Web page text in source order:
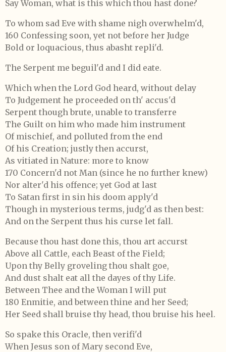
Say Woman, what is this which thou hast done?
To whom sad Eve with shame nigh overwhelm'd,
160 Confessing soon, yet not before her Judge
Bold or loquacious, thus abasht repli'd.
The Serpent me beguil'd and I did eate.
Which when the Lord God heard, without delay
To Judgement he proceeded on th' accus'd
Serpent though brute, unable to transferre
The Guilt on him who made him instrument
Of mischief, and polluted from the end
Of his Creation; justly then accurst,
As vitiated in Nature: more to know
170 Concern'd not Man (since he no further knew)
Nor alter'd his offence; yet God at last
To Satan first in sin his doom apply'd
Though in mysterious terms, judg'd as then best:
And on the Serpent thus his curse let fall.
Because thou hast done this, thou art accurst
Above all Cattle, each Beast of the Field;
Upon thy Belly groveling thou shalt goe,
And dust shalt eat all the dayes of thy Life.
Between Thee and the Woman I will put
180 Enmitie, and between thine and her Seed;
Her Seed shall bruise thy head, thou bruise his heel.
So spake this Oracle, then verifi'd
When Jesus son of Mary second Eve,